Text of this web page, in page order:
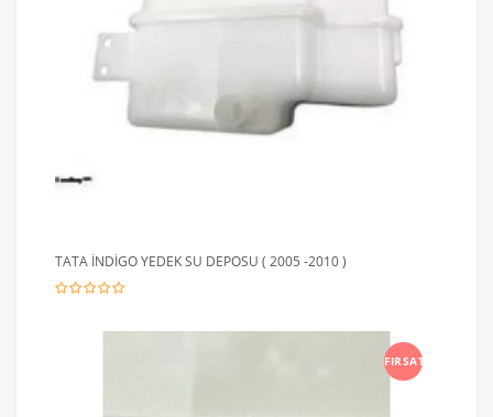
TATA İNDİGO YEDEK SU DEPOSU ( 2005 -2010 )
FIRSAT